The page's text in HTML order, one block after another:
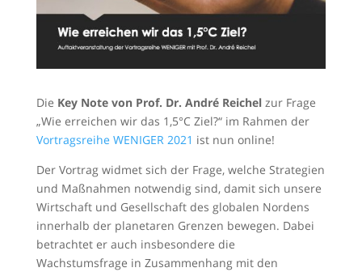
Die Key Note von Prof. Dr. André Reichel zur Frage
„Wie erreichen wir das 1,5°C Ziel?“ im Rahmen der
Vortragsreihe WENIGER 2021 ist nun online!
Der Vortrag widmet sich der Frage, welche Strategien
und Maßnahmen notwendig sind, damit sich unsere
Wirtschaft und Gesellschaft des globalen Nordens
innerhalb der planetaren Grenzen bewegen. Dabei
betrachtet er auch insbesondere die
Wachstumsfrage in Zusammenhang mit den